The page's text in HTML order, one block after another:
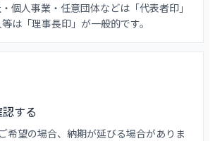
個人事業・任意団体などは「代表者印」
は「理事長印」が一般的です。
する
希望の場合、納期が延びる場合がありま